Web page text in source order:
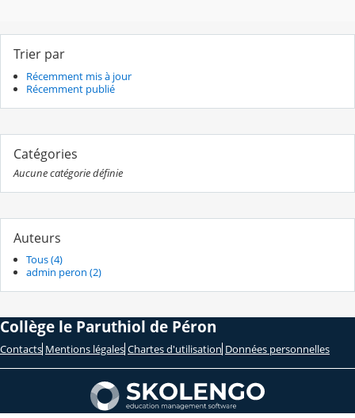
Trier par
Récemment mis à jour
Récemment publié
Catégories
Aucune catégorie définie
Auteurs
Tous (4)
admin peron (2)
Collège le Paruthiol de Péron
Contacts Mentions légales Chartes d'utilisation Données personnelles